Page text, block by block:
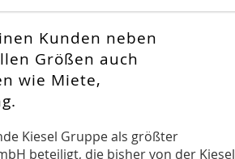
Kunden neben
Größen auch
wie Miete,
Kiesel Gruppe als größter
beteiligt, die bisher von der Kiesel